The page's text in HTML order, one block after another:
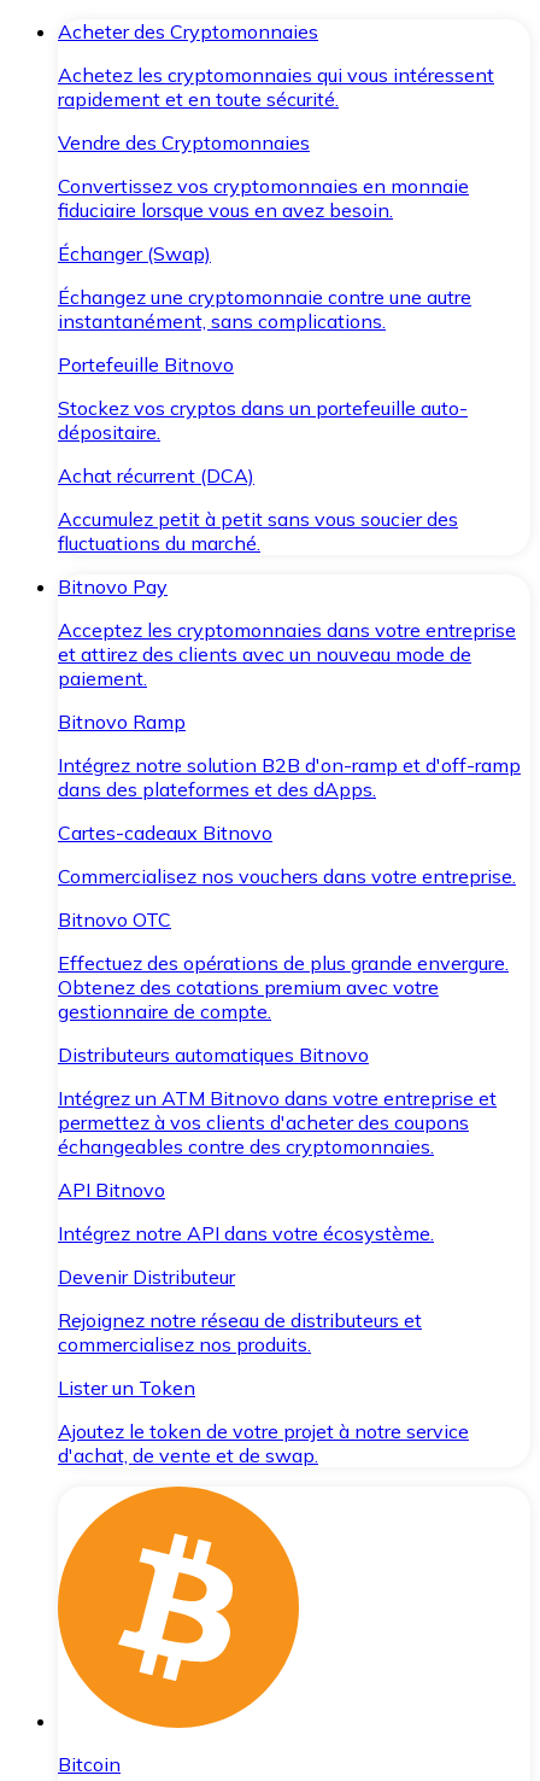
Acheter des Cryptomonnaies
Achetez les cryptomonnaies qui vous intéressent
rapidement et en toute sécurité.
Vendre des Cryptomonnaies
Convertissez vos cryptomonnaies en monnaie
fiduciaire lorsque vous en avez besoin.
Échanger (Swap)
Échangez une cryptomonnaie contre une autre
instantanément, sans complications.
Portefeuille Bitnovo
Stockez vos cryptos dans un portefeuille auto-
dépositaire.
Achat récurrent (DCA)
Accumulez petit à petit sans vous soucier des
fluctuations du marché.
Bitnovo Pay
Acceptez les cryptomonnaies dans votre entreprise
et attirez des clients avec un nouveau mode de
paiement.
Bitnovo Ramp
Intégrez notre solution B2B d'on-ramp et d'off-ramp
dans des plateformes et des dApps.
Cartes-cadeaux Bitnovo
Commercialisez nos vouchers dans votre entreprise.
Bitnovo OTC
Effectuez des opérations de plus grande envergure.
Obtenez des cotations premium avec votre
gestionnaire de compte.
Distributeurs automatiques Bitnovo
Intégrez un ATM Bitnovo dans votre entreprise et
permettez à vos clients d'acheter des coupons
échangeables contre des cryptomonnaies.
API Bitnovo
Intégrez notre API dans votre écosystème.
Devenir Distributeur
Rejoignez notre réseau de distributeurs et
commercialisez nos produits.
Lister un Token
Ajoutez le token de votre projet à notre service
d'achat, de vente et de swap.
Bitcoin